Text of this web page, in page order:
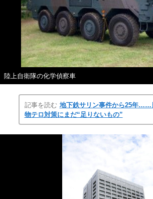
陸上自衛隊の化学偵察車
記事を読む 地下鉄サリン事件から25年……
物テロ対策にまだ“足りないもの”